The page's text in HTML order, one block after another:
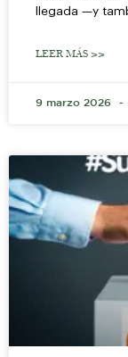
llegada —y
LEER MÁS >>
9 marzo 2026